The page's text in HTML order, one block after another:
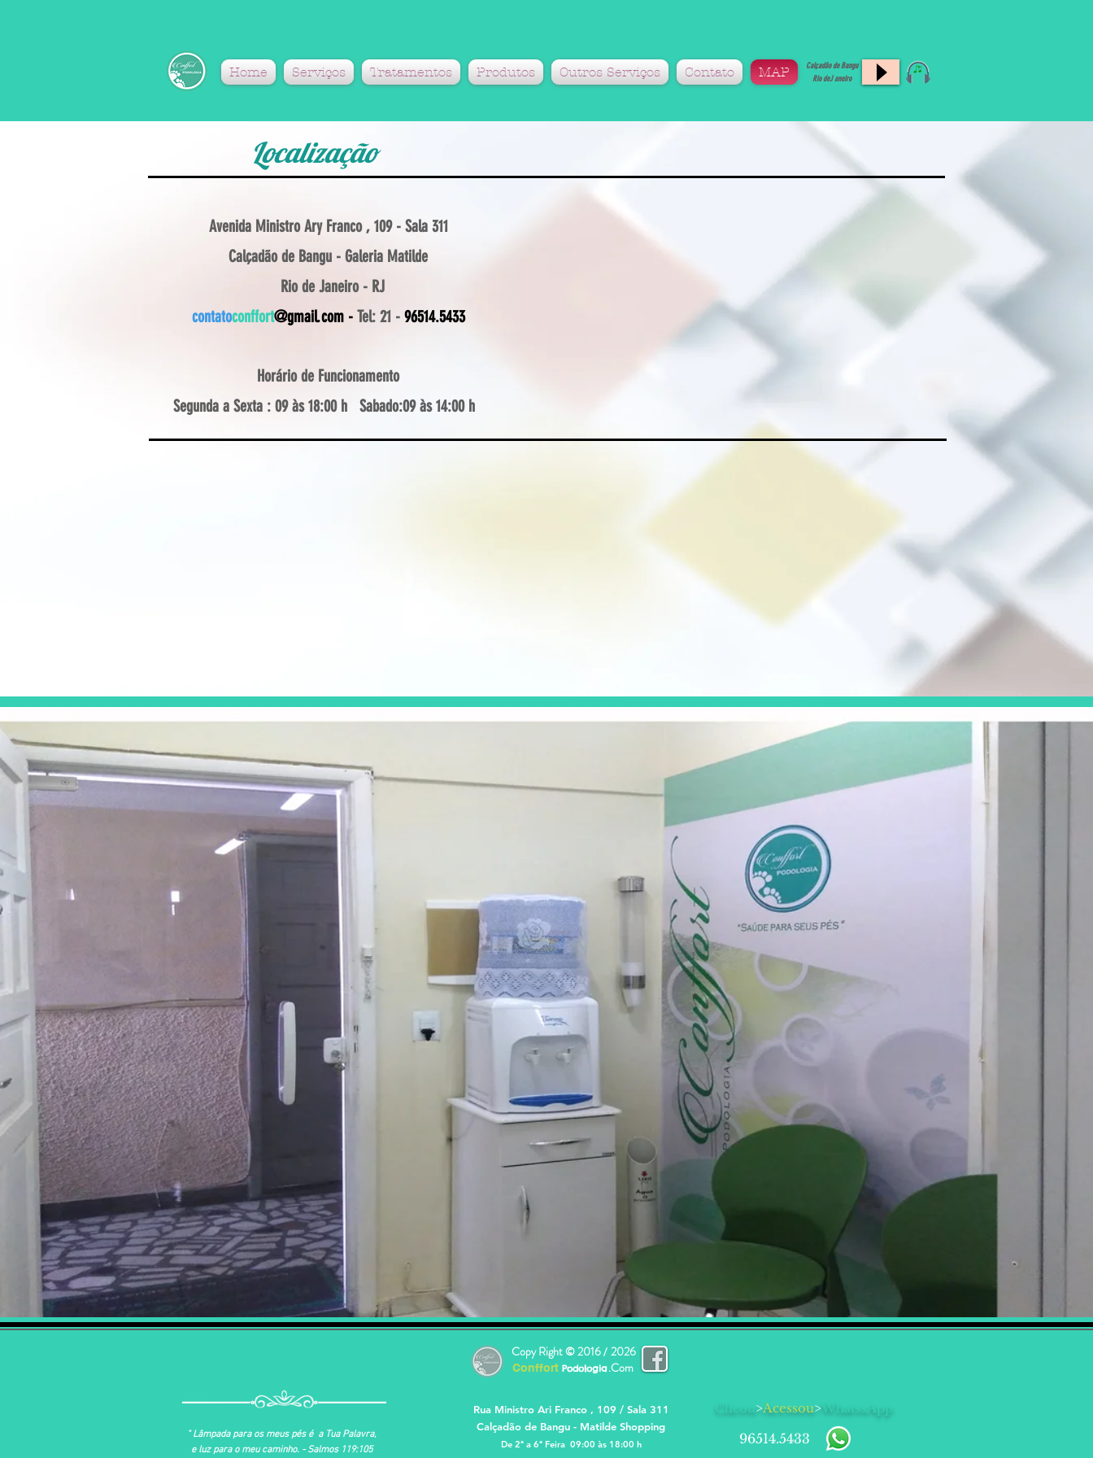
Home Serviços Tratamentos Produtos Outros Serviços Contato MAP
Calçadão de Bangu
Rio deJ aneiro
Localização
Avenida Ministro Ary Franco , 109 - Sala 311
Calçadão de Bangu - Galeria Matilde
Rio de Janeiro - RJ
contatoconffort@gmail.com -Tel: 21 - 96514.5433
Horário de Funcionamento
Segunda a Sexta : 09 às 18:00 h ​​Sabado:09 às 14:00 h
" Lâmpada para os meus pés é a Tua Palavra,
e luz para o meu caminho. - Salmos 119:105
Copy Right ©2016/ 2026
Conffort Podologia .Com
Rua Ministro Ari Franco , 109 / Sala 311
Calçadão de Bangu - Matilde Shopping
De 2ª a 6ª Feira 09:00 às 18:00 h
Clicou >Acessou> WhatssApp
96514.5433